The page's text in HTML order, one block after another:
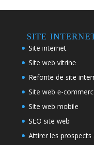
SITE
Site internet
Site web vitrine
Refonte de site
Site web e-
Site web mobile
SEO site web
Attirer les